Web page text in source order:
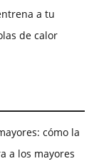
a tu
de calor
cómo la
a los mayores